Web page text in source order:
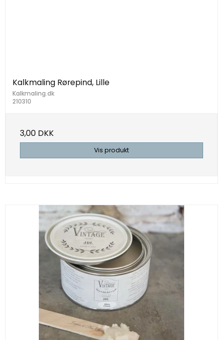
Kalkmaling Rørepind, Lille
Kalkmaling.dk
210310
3,00 DKK
Vis produkt